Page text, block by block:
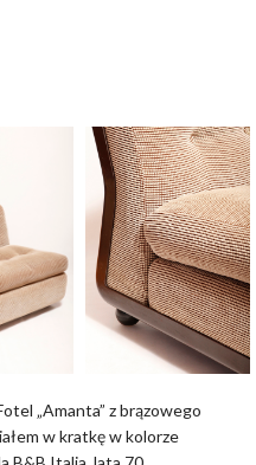
„Amanta” z brązowego
w kratkę w kolorze